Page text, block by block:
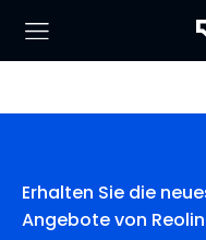
Erhalten Sie die
Angebote von